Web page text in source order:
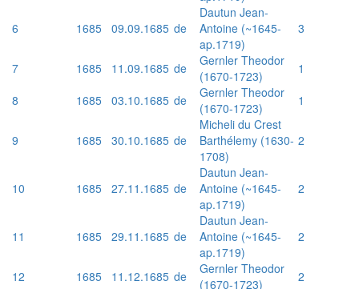
6 1685 09.09.1685 de
Dautun Jean-
Antoine (~1645-
ap.1719)
3
7 1685 11.09.1685 de
Gernler Theodor
(1670-1723)
1
8
1685 03.10.1685 de
Gernler Theodor
(1670-1723)
1
9 1685 30.10.1685 de
Micheli du Crest
Barthélemy (1630-
1708)
2
10 1685 27.11.1685 de
Dautun Jean-
Antoine (~1645-
ap.1719)
2
11 1685 29.11.1685 de
Dautun Jean-
Antoine (~1645-
ap.1719)
2
12 1685 11.12.1685 de
Gernler Theodor
(1670-1723)
2